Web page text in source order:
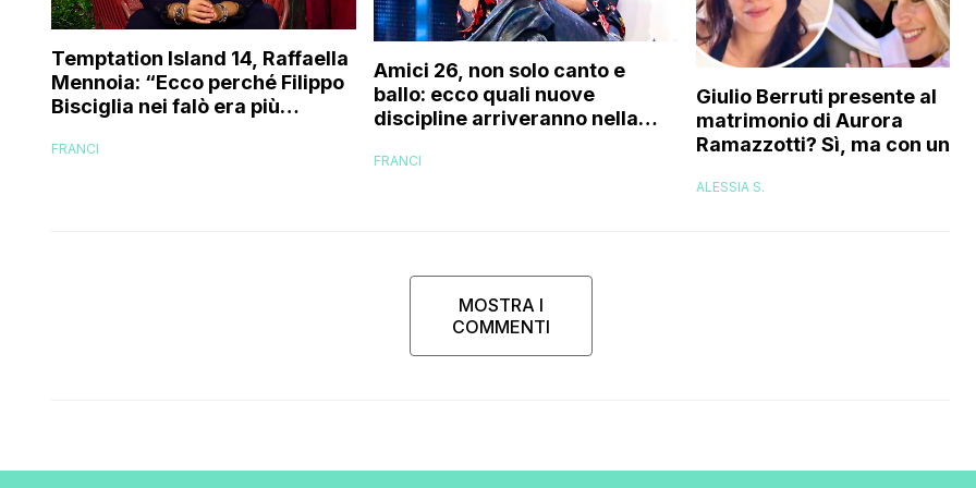
Temptation Island 14, Raffaella
Mennoia: “Ecco perché Filippo
Bisciglia nei falò era più
FRANCI
Amici 26, non solo canto e
ballo: ecco quali nuove
discipline arriveranno nella
FRANCI
Giulio Berruti presente al
matrimonio di Aurora
Ramazzotti? Sì, ma con un
sarebbe
ALESSIA S.
MOSTRA I
COMMENTI